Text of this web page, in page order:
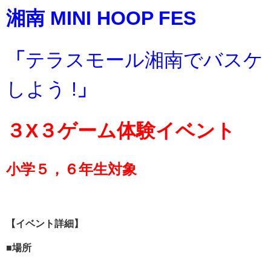
湘南 MINI HOOP FES
「 テラスモール湘南でバスケ
しよう ! 」
３X３ゲーム体験イベント
小学５，６年生対象
【イベント詳細】
■場所